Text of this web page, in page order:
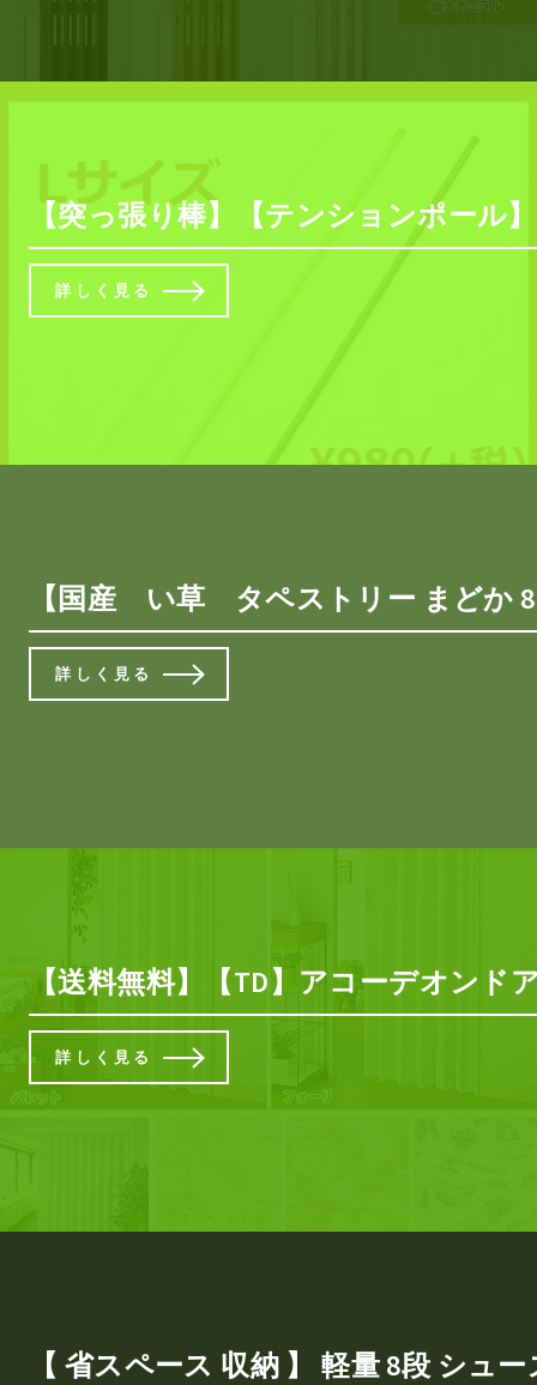
【突っ張り棒】【テンションポール
詳しく見る
【国産 い草 タペストリー まど
詳しく見る
【送料無料】【TD】アコーデオン
詳しく見る
【 省スペース 収納 】 軽量 8段 シュ